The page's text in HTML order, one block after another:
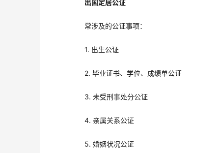
出国定居公证
常涉及的公证事项：
1. 出生公证
2. 毕业证书、学位、成绩单公证
3. 未受刑事处分公证
4. 亲属关系公证
5. 婚姻状况公证